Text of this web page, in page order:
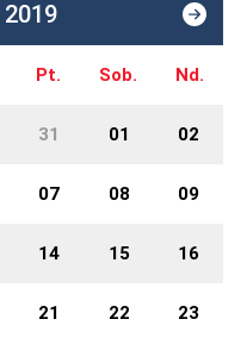
Pt. Sob. Nd.
31 01 02
07 08 09
14 15 16
21 22 23